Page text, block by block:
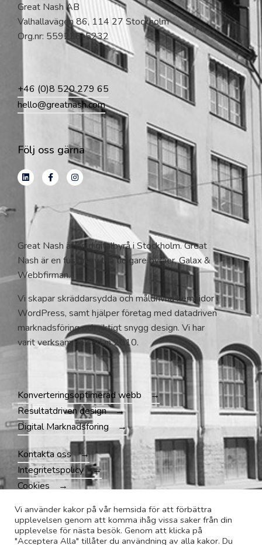
Great Nash AB
Valhallavägen 86, 114 27 Stockholm
Org.nr: 559236-5232
+46 (0)8 520 279 65
hello@greatnash.com
Följ oss gärna
Great Nash är en digitalbyrå i Stockholm. Great
Nash är en fusion av två tidigare byråer, Galax &
Webbfirman.
Vi skapar skräddarsydda och måldrivna hemsidor i
WordPress, samt hjälper företag med datadriven
marknadsföring och riktigt snygg design. Vi har
varit verksamma sedan 2010.
Konverteringsoptimerad webb
Resultatdriven design
Digital Marknadsföring
Kontakta oss
Integritetspolicy
Cookies
© Great Nash AB
Vi använder kakor på vår hemsida för att förbättra
upplevelsen genom att komma ihåg vissa saker från din
upplevelse för nästa besök. Genom att klicka på
"Acceptera Alla" tillåter du användning av alla kakor. Du